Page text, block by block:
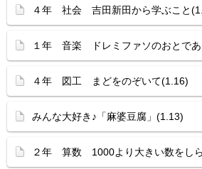
４年 社会 吉田新田から学ぶこと
１年 音楽 ドレミファソのおとであ
４年 図工 まどをのぞいて(1.16)
みんな大好き♪「麻婆豆腐」(1.13)
２年 算数 1000より大きい数をし